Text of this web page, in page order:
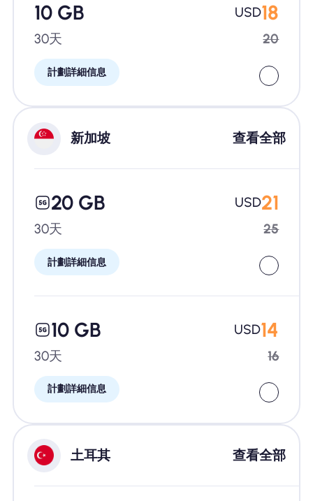
10 GB
30天
計劃詳細信息
USD18
20
新加坡 查看全部
20 GB
30天
計劃詳細信息
USD21
25
10 GB
30天
計劃詳細信息
USD14
16
土耳其 查看全部